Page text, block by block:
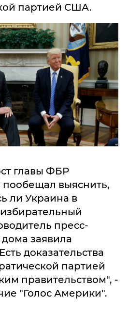
партией США.
главы ФБР
выяснить,
ли Украина в
пресс-
заявила
доказательства
партией
правительством", -
"Голос Америки".